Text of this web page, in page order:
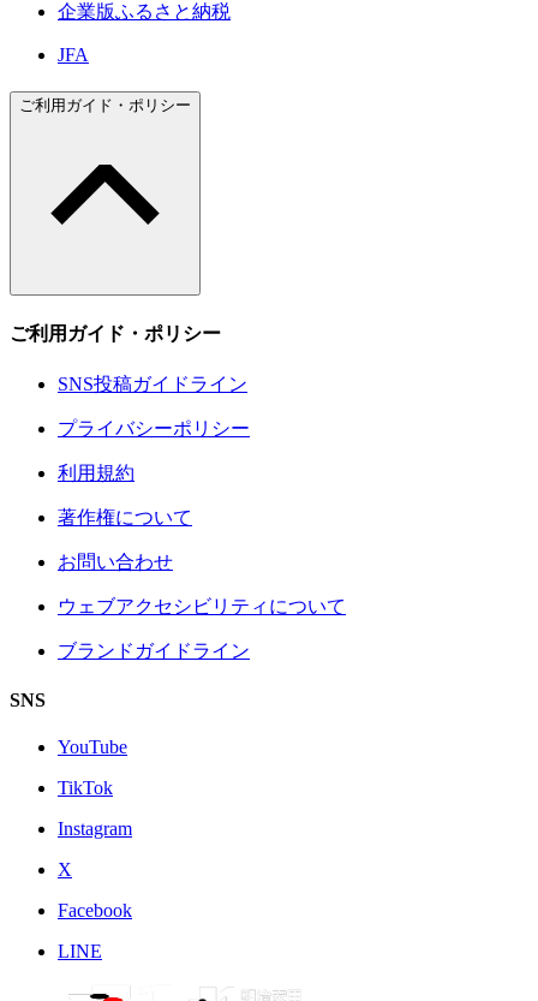
企業版ふるさと納税
JFA
ご利用ガイド・ポリシー
ご利用ガイド・ポリシー
SNS投稿ガイドライン
プライバシーポリシー
利用規約
著作権について
お問い合わせ
ウェブアクセシビリティについて
ブランドガイドライン
SNS
YouTube
TikTok
Instagram
X
Facebook
LINE